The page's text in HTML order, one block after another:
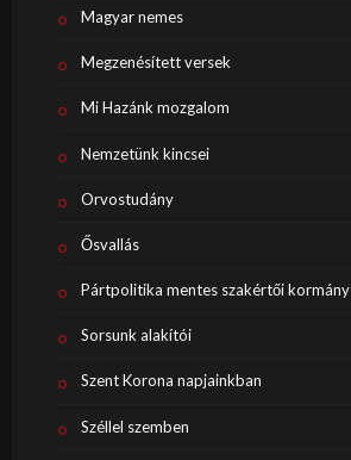
Magyar nemes
Megzenésített versek
Mi Hazánk mozgalom
Nemzetünk kincsei
Orvostudány
Ősvallás
Pártpolitika mentes szakértői kormány
Sorsunk alakítói
Szent Korona napjainkban
Széllel szemben